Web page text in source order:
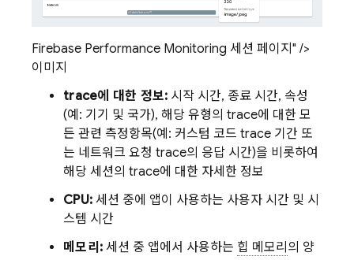
Firebase Performance Monitoring 세션 페이지" />
이미지
trace에 대한 정보: 시작 시간, 종료 시간, 속성
(예: 기기 및 국가), 해당 유형의 trace에 대한 모
든 관련 측정항목(예: 커스텀 코드 trace 기간 또
는 네트워크 요청 trace의 응답 시간)을 비롯하여
해당 세션의 trace에 대한 자세한 정보
CPU: 세션 중에 앱이 사용하는 사용자 시간 및 시
스템 시간
메모리: 세션 중 앱에서 사용하는 힙 메모리 의 양